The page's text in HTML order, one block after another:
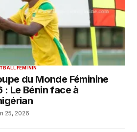
FEMININ
du Monde Féminine
: Le Bénin face à
25, 2026